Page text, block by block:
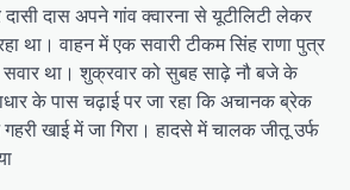
दास अपने गांव क्वारना से यूटीलिटी लेकर
था। वाहन में एक सवारी टीकम सिंह राणा पुत्र
सवार था। शुक्रवार को सुबह साढ़े नौ बजे के
के पास चढ़ाई पर जा रहा कि अचानक ब्रेक
खाई में जा गिरा। हादसे में चालक जीतू उर्फ